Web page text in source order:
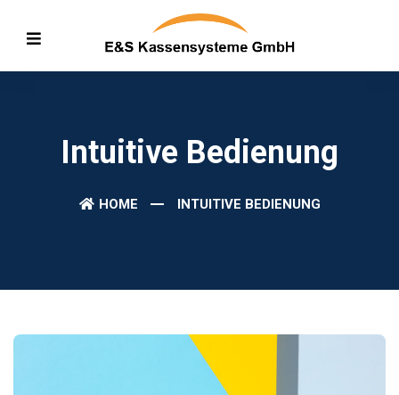
Intuitive Bedienung
HOME INTUITIVE BEDIENUNG